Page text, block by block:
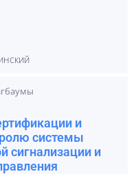
и
системы
сигнализации и